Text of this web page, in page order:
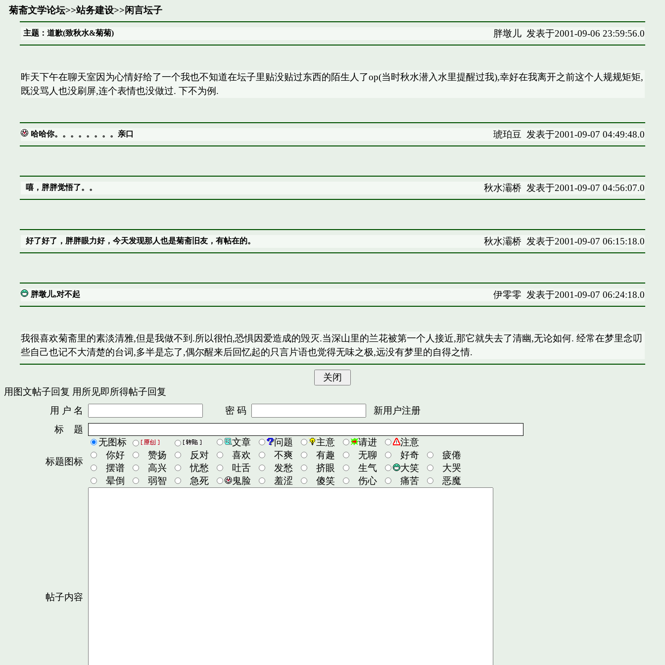
菊斋文学论坛>>站务建设>>闲言坛子
主题：道歉(致秋水&菊菊) 胖墩儿发表于2001-09-06 23:59:56.0
昨天下午在聊天室因为心情好给了一个我也不知道在坛子里贴没贴过东西的陌生人了op(当时秋水潜入水里提醒过我),幸好在我离开之前这个人规规矩矩,
既没骂人也没刷屏,连个表情也没做过. 下不为例.
哈哈你。。。。。。。。亲口 琥珀豆 发表于2001-09-07 04:49:48.0
嘻，胖胖觉悟了。。 秋水灞桥 发表于2001-09-07 04:56:07.0
好了好了，胖胖眼力好，今天发现那人也是菊斋旧友，有帖在的。 秋水灞桥 发表于2001-09-07 06:15:18.0
胖墩儿,对不起 伊零零 发表于2001-09-07 06:24:18.0
我很喜欢菊斋里的素淡清雅,但是我做不到.所以很怕,恐惧因爱造成的毁灭.当深山里的兰花被第一个人接近,那它就失去了清幽,无论如何. 经常在梦里念叨
些自己也记不大清楚的台词,多半是忘了,偶尔醒来后回忆起的只言片语也觉得无味之极,远没有梦里的自得之情.
用图文帖子回复 用所见即所得帖子回复
用 户 名
密 码
新用户注册
标 题
标题图标
无图标 文章 问题 主意 请进
注意
你好
赞扬 反对 喜欢 不爽 有趣 无聊 好奇
疲倦
摆谱
高兴 忧愁 吐舌 发愁 挤眼 生气 大笑
大哭
晕倒
弱智 急死 鬼脸 羞涩 傻笑 伤心 痛苦 恶魔
帖子内容